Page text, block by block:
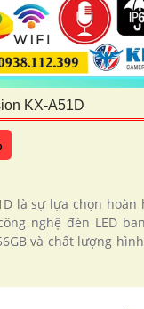
KX-A51D
là sự lựa chọn
nghệ đèn LED
và chất lượng